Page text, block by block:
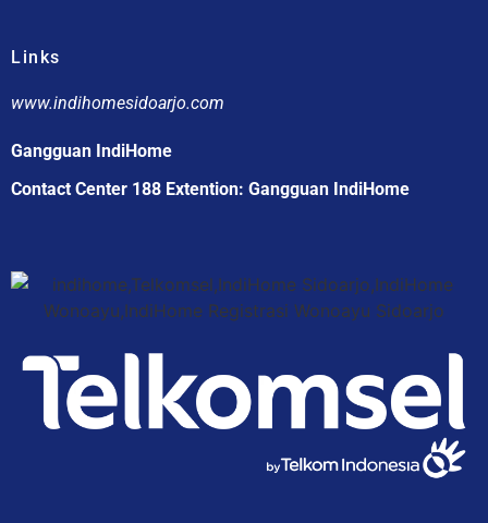
Links
www.indihomesidoarjo.com
Gangguan IndiHome
Contact Center 188 Extention: Gangguan IndiHome